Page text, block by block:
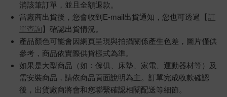
消該筆訂單，並且全額退款。
當廠商出貨後，您會收到E-mail出貨通知，您也可透過【訂
單查詢】確認出貨情況。
產品顏色可能會因網頁呈現與拍攝關係產生色差，圖片僅供
參考，商品依實際供貨樣式為準。
如果是大型商品（如：傢俱、床墊、家電、運動器材等）及
需安裝商品，請依商品頁面說明為主。訂單完成收款確認
後，出貨廠商將會和您聯繫確認相關配送等細節。